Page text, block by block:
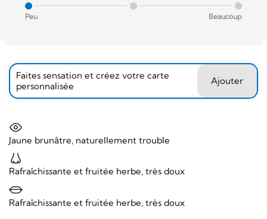
Peu Beaucoup
Faites sensation et créez votre carte
personnalisée
Ajouter
Jaune brunâtre, naturellement trouble
Rafraîchissante et fruitée herbe, très doux
Rafraîchissante et fruitée herbe, très doux